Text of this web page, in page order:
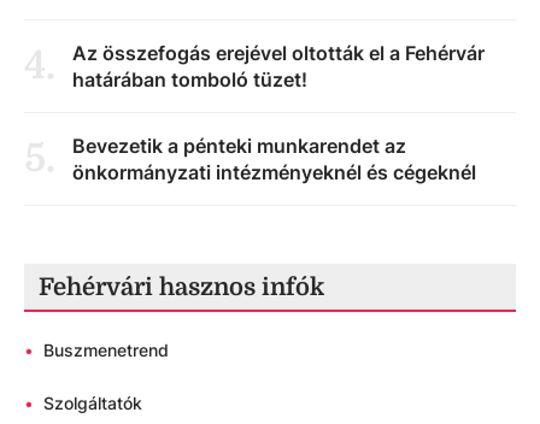
4.
Az összefogás erejével oltották el a Fehérvár
határában tomboló tüzet!
5.
Bevezetik a pénteki munkarendet az
önkormányzati intézményeknél és cégeknél
Fehérvári hasznos infók
• Buszmenetrend
• Szolgáltatók